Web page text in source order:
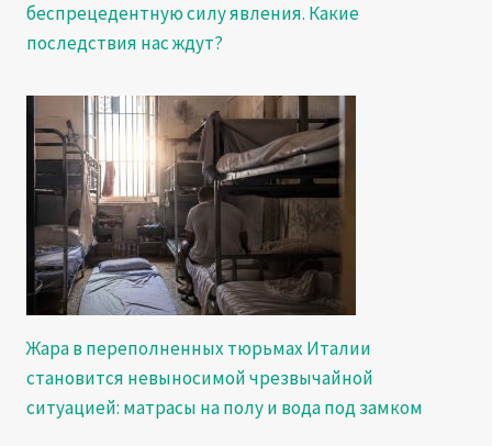
беспрецедентную силу явления. Какие
последствия нас ждут?
Жара в переполненных тюрьмах Италии
становится невыносимой чрезвычайной
ситуацией: матрасы на полу и вода под замком